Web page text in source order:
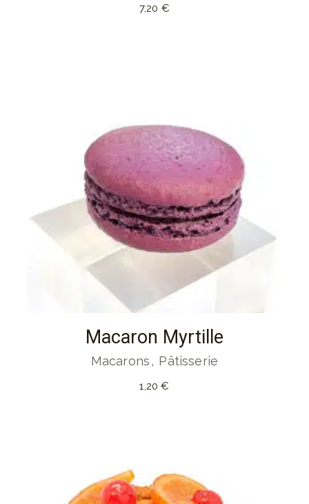
7,20 €
Macaron Myrtille
Macarons Pâtisserie
1,20€